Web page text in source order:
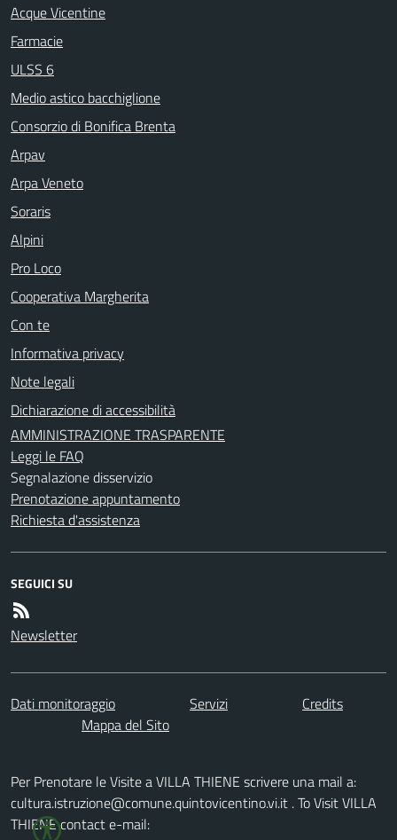
Acque Vicentine
Farmacie
ULSS 6
Medio astico bacchiglione
Consorzio di Bonifica Brenta
Arpav
Arpa Veneto
Soraris
Alpini
Pro Loco
Cooperativa Margherita
Con te
Informativa privacy
Note legali
Dichiarazione di accessibilità
AMMINISTRAZIONE TRASPARENTE
Leggi le FAQ
Segnalazione disservizio
Prenotazione appuntamento
Richiesta d'assistenza
SEGUICI SU
Newsletter
Dati monitoraggio Servizi
Credits
Mappa del Sito
Per Prenotare le Visite a VILLA THIENE scrivere una mail a:
cultura.istruzione@comune.quintovicentino.vi.it . To Visit VILLA
THIENE contact e-mail: